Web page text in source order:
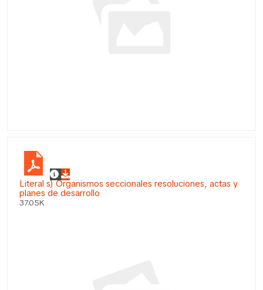
Literal s) Organismos seccionales resoluciones, actas y
planes de desarrollo
37.05K